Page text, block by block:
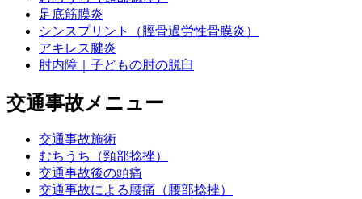
足底筋膜炎
シンスプリント（脛骨過労性骨膜炎）
アキレス腱炎
肘内障｜子どもの肘の脱臼
交通事故メニュー
交通事故施術
むちうち（頸部捻挫）
交通事故後の頭痛
交通事故による腰痛（腰部捻挫）